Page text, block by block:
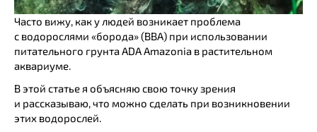
Часто вижу, как у людей возникает проблема
с водорослями «борода» (BBA) при использовании
питательного грунта ADA Amazonia в растительном
аквариуме.
В этой статье я объясняю свою точку зрения
и рассказываю, что можно сделать при возникновении
этих водорослей.